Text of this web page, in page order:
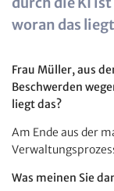
woran das
Frau Müller, aus
Beschwerden
liegt das?
Am Ende aus der
Was meinen Sie